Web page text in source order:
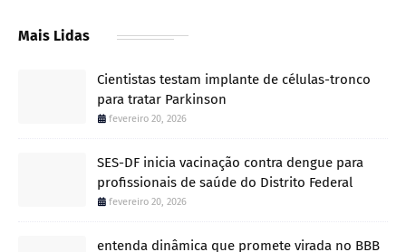
Mais Lidas
Cientistas testam implante de células-tronco
para tratar Parkinson
fevereiro 20, 2026
SES-DF inicia vacinação contra dengue para
profissionais de saúde do Distrito Federal
fevereiro 20, 2026
entenda dinâmica que promete virada no BBB